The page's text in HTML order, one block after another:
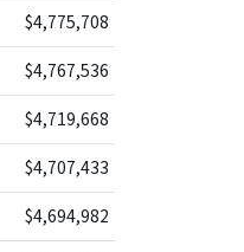
$4,775,708
$4,767,536
$4,719,668
$4,707,433
$4,694,982